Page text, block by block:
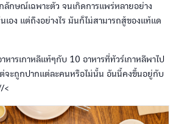
ลักษณ์เฉพาะตัว จนเกิดการแพร่หลายอย่าง
เอง แต่ถึงอย่างไร มันก็ไม่สามารถสู้ของแท้แด
หารเกาหลีแท้ๆกับ 10 อาหารที่ทัวร์เกาหลีพาไป
จะถูกปากแต่ละคนหรือไม่นั้น อันนี้คงขึ้นอยู่กับ
<